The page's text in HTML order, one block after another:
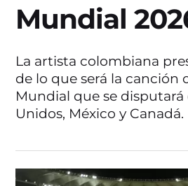
Mundial
La artista colombiana
de lo que será la canción
Mundial que se disputará
Unidos, México y Canadá.